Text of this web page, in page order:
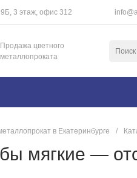
3 этаж, офис 312
Продажа цветного
металлопроката
в Екатеринбурге /
мягкие —